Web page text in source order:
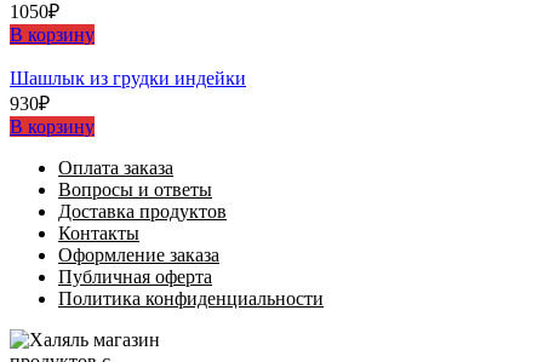
1050₽
В корзину
Шашлыĸ из грудĸи индейĸи
930₽
В корзину
Оплата заказа
Вопросы и ответы
Доставка продуктов
Контакты
Оформление заказа
Публичная оферта
Политика конфиденциальности